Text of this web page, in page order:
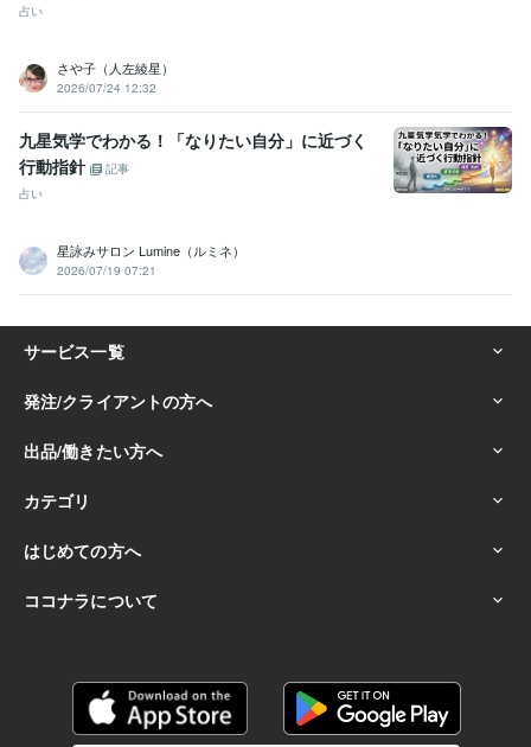
占い
さや子（人左綾星）
2026/07/24 12:32
九星気学でわかる！「なりたい自分」に近づく
行動指針
記事
占い
星詠みサロン Lumine（ルミネ）
2026/07/19 07:21